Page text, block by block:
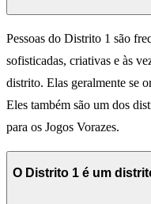
Pessoas do Distrito 1 são
sofisticadas, criativas e às
distrito. Elas geralmente se
Eles também são um dos
para os Jogos Vorazes.
O Distrito 1 é um